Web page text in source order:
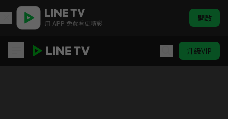
用 APP 免費看更精彩 開啟
升級VIP